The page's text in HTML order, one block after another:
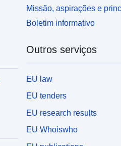
Missão, aspirações e
Boletim informativo
Outros serviços
EU law
EU tenders
EU research results
EU Whoiswho